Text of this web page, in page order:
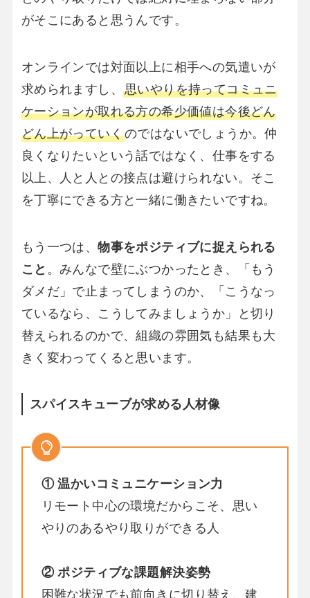
がそこにあると思うんです。
オンラインでは対面以上に相手への気遣いが
求められますし、思いやりを持ってコミュニ
ケーションが取れる方の希少価値は今後どん
どん上がっていくのではないでしょうか。仲
良くなりたいという話ではなく、仕事をする
以上、人と人との接点は避けられない。そこ
を丁寧にできる方と一緒に働きたいですね。
もう一つは、物事をポジティブに捉えられる
こと 。みんなで壁にぶつかったとき、「もう
ダメだ」で止まってしまうのか、「こうなっ
ているなら、こうしてみましょうか」と切り
替えられるのかで、組織の雰囲気も結果も大
きく変わってくると思います。
スパイスキューブが求める人材像
① 温かいコミュニケーション力
リモート中心の環境だからこそ、思い
やりのあるやり取りができる人
② ポジティブな課題解決姿勢
困難な状況でも前向きに切り替え、建